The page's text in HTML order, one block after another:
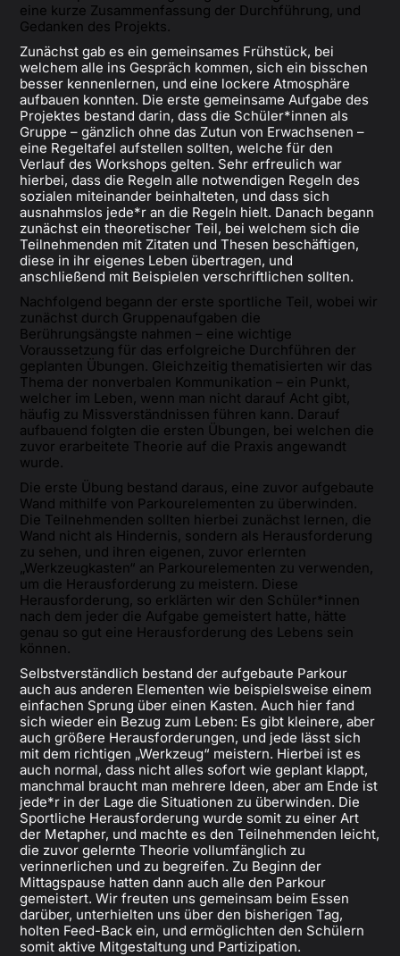
eine kurze Zusammenfassung der Durchführung, und
Gedanken des Projekts.
Zunächst gab es ein gemeinsames Frühstück, bei
welchem alle ins Gespräch kommen, sich ein bisschen
besser kennenlernen, und eine lockere Atmosphäre
aufbauen konnten. Die erste gemeinsame Aufgabe des
Projektes bestand darin, dass die Schüler*innen als
Gruppe – gänzlich ohne das Zutun von Erwachsenen –
eine Regeltafel aufstellen sollten, welche für den
Verlauf des Workshops gelten. Sehr erfreulich war
hierbei, dass die Regeln alle notwendigen Regeln des
sozialen miteinander beinhalteten, und dass sich
ausnahmslos jede*r an die Regeln hielt. Danach begann
zunächst ein theoretischer Teil, bei welchem sich die
Teilnehmenden mit Zitaten und Thesen beschäftigen,
diese in ihr eigenes Leben übertragen, und
anschließend mit Beispielen verschriftlichen sollten.
Nachfolgend begann der erste sportliche Teil, wobei wir
zunächst durch Gruppenaufgaben die
Berührungsängste nahmen – eine wichtige
Voraussetzung für das erfolgreiche Durchführen der
geplanten Übungen. Gleichzeitig thematisierten wir das
Thema der nonverbalen Kommunikation – ein Punkt,
welcher im Leben, wenn man nicht darauf Acht gibt,
häufig zu Missverständnissen führen kann. Darauf
aufbauend folgten die ersten Übungen, bei welchen die
zuvor erarbeitete Theorie auf die Praxis angewandt
wurde.
Die erste Übung bestand daraus, eine zuvor aufgebaute
Wand mithilfe von Parkourelementen zu überwinden.
Die Teilnehmenden sollten hierbei zunächst lernen, die
Wand nicht als Hindernis, sondern als Herausforderung
zu sehen, und ihren eigenen, zuvor erlernten
„Werkzeugkasten“ an Parkourelementen zu verwenden,
um die Herausforderung zu meistern. Diese
Herausforderung, so erklärten wir den Schüler*innen
nach dem jeder die Aufgabe gemeistert hatte, hätte
genau so gut eine Herausforderung des Lebens sein
können.
Selbstverständlich bestand der aufgebaute Parkour
auch aus anderen Elementen wie beispielsweise einem
einfachen Sprung über einen Kasten. Auch hier fand
sich wieder ein Bezug zum Leben: Es gibt kleinere, aber
auch größere Herausforderungen, und jede lässt sich
mit dem richtigen „Werkzeug“ meistern. Hierbei ist es
auch normal, dass nicht alles sofort wie geplant klappt,
manchmal braucht man mehrere Ideen, aber am Ende ist
jede*r in der Lage die Situationen zu überwinden. Die
Sportliche Herausforderung wurde somit zu einer Art
der Metapher, und machte es den Teilnehmenden leicht,
die zuvor gelernte Theorie vollumfänglich zu
verinnerlichen und zu begreifen. Zu Beginn der
Mittagspause hatten dann auch alle den Parkour
gemeistert. Wir freuten uns gemeinsam beim Essen
darüber, unterhielten uns über den bisherigen Tag,
holten Feed-Back ein, und ermöglichten den Schülern
somit aktive Mitgestaltung und Partizipation.